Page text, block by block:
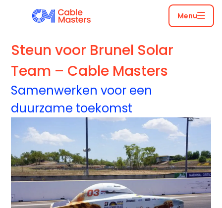
Menu
Steun voor Brunel Solar
Team – Cable Masters
Samenwerken voor een
duurzame toekomst